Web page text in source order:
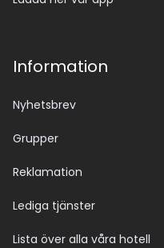
Information
Nyhetsbrev
Grupper
Reklamation
Lediga tjänster
Lista över alla våra hotell